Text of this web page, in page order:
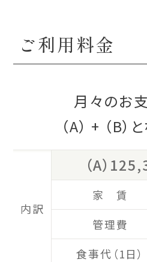
ご利用料金
月々のお
（A） + （B）
（A）
内訳
家 賃
管理費
食事代（1日）